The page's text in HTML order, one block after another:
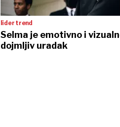
lider trend
Selma je emotivno i
dojmljiv uradak